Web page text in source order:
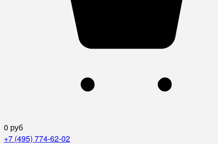
0 руб
+7 (495) 774-62-02